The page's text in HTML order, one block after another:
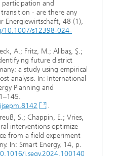
and
- are there any
Energiewirtschaft, 48 (1),
10.1007/s12398-024-
A.; Fritz, M.; Alibaş, Ş.;
future district
a study using empirical
analysis. In: International
Planning and
.
S.; Chappin, E.; Vries,
interventions optimize
from a field experiment
In: Smart Energy, 14, p.
j.segy.2024.100140